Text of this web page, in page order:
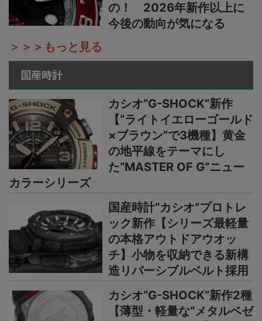
の！ 2026年新作以上に
今後の動向が気になる
＞＞＞もっと見る
国産時計
カシオ“G-SHOCK”新作
【“ライトイエローゴールド
×ブラウン”で3機種】黄金
の地平線をテーマにし
た“MASTER OF G”ニュー
カラーシリーズ
国産時計“カシオ”プロトレ
ック新作【シリーズ最軽量
の本格アウトドアウオッ
チ】小物を収納できる新構
造リバーシブルベルト採用
カシオ“G-SHOCK”新作2種
【薄型・軽量な“メタルベゼ